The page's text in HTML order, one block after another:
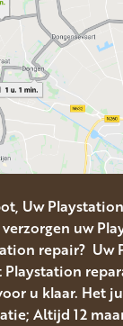
Uw
uw
repair? Uw
Playstation
u klaar. Het
Altijd 12